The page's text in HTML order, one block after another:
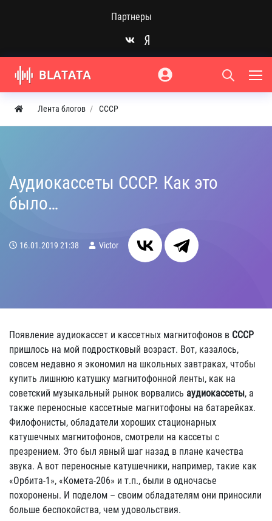
Партнеры
Лента блогов СССР
Аудиокассеты СССР. Как это
было…
16.01.2019 21:38 Victor
Появление аудиокассет и кассетных магнитофонов в СССР
пришлось на мой подростковый возраст. Вот, казалось,
совсем недавно я экономил на школьных завтраках, чтобы
купить лишнюю катушку магнитофонной ленты, как на
советский музыкальный рынок ворвались аудиокассеты, а
также переносные кассетные магнитофоны на батарейках.
Филофонисты, обладатели хороших стационарных
катушечных магнитофонов, смотрели на кассеты с
презрением. Это был явный шаг назад в плане качества
звука. А вот переносные катушечники, например, такие как
«Орбита-1», «Комета-206» и т.п., были в одночасье
похоронены. И поделом – своим обладателям они приносили
больше беспокойства, чем удовольствия.